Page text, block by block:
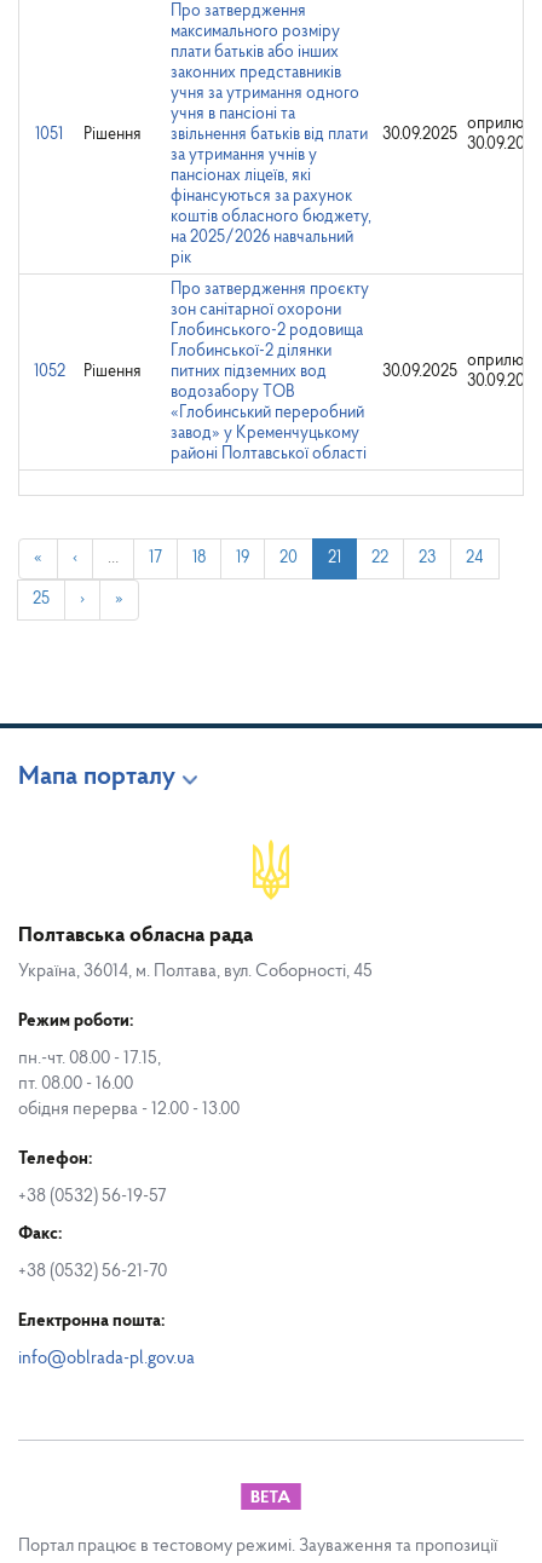
1051 Рішення
Про затвердження
максимального розміру
плати батьків або інших
законних представників
учня за утримання одного
учня в пансіоні та
звільнення батьків від плати
за утримання учнів у
пансіонах ліцеїв, які
фінансуються за рахунок
коштів обласного бюджету,
на 2025/2026 навчальний
рік
30.09.2025
30.09.2025
1052 Рішення
Про затвердження проєкту
зон санітарної охорони
Глобинського-2 родовища
Глобинської-2 ділянки
питних підземних вод
водозабору ТОВ
«Глобинський переробний
завод» у Кременчуцькому
районі Полтавської області
30.09.2025
30.09.2025
« ‹ … 17 18 19 20 21 22 23 24
25 › »
Мапа порталу
Полтавська обласна рада
Україна, 36014, м. Полтава, вул. Соборності, 45
Режим роботи:
пн.-чт. 08.00 - 17.15,
пт. 08.00 - 16.00
обідня перерва - 12.00 - 13.00
Телефон:
+38 (0532) 56-19-57
Факс:
+38 (0532) 56-21-70
Електронна пошта:
info@oblrada-pl.gov.ua
Портал працює в тестовому режимі. Зауваження та пропозиції